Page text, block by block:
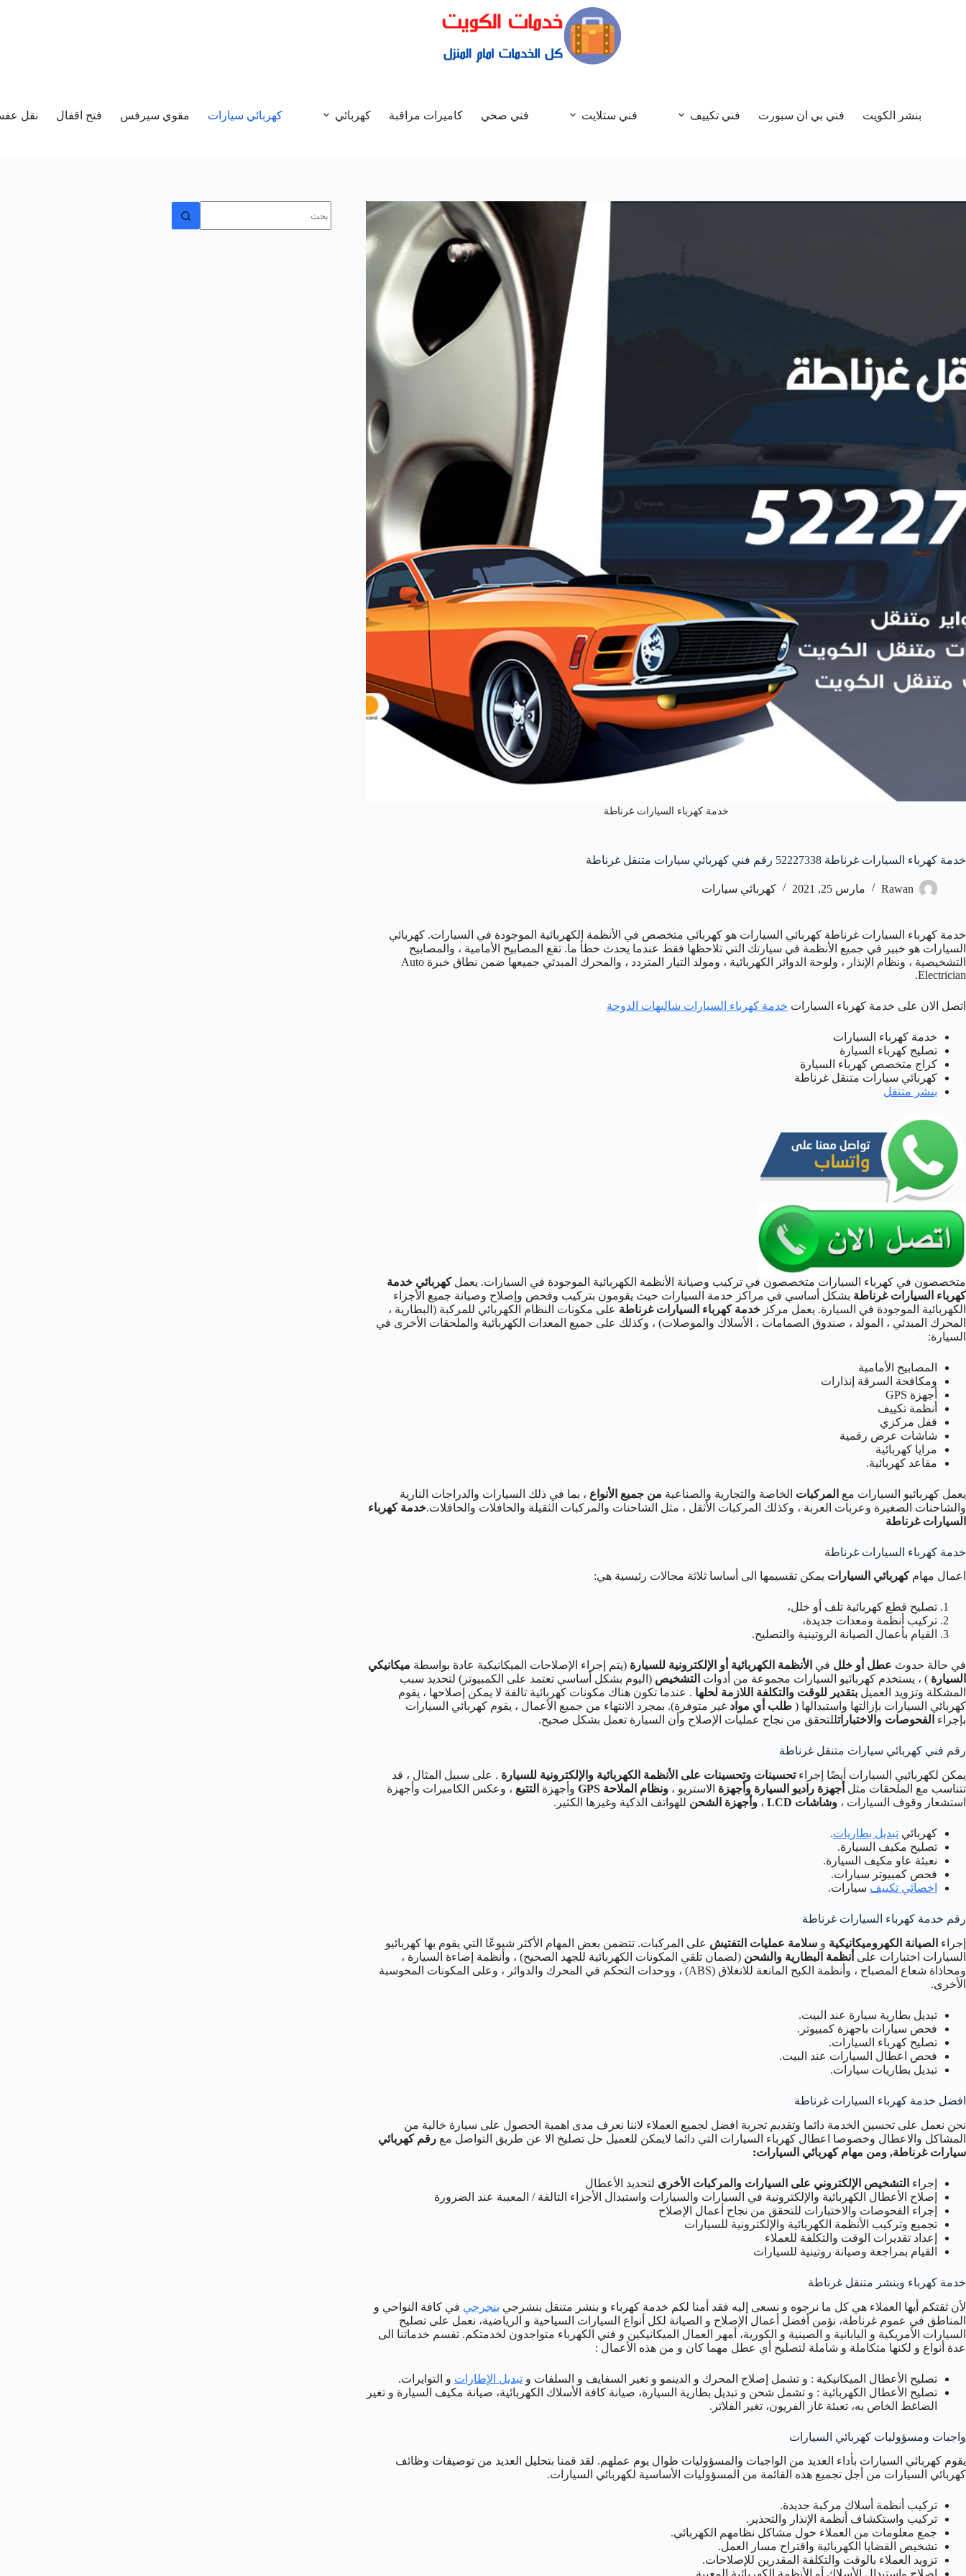
بنشر الكويت فني بي ان سبورت فني تكييف فني ستلايت فني صحي كاميرات مراقبة كهربائي كهربائي سيارات مقوي سيرفس فتح اقفال نقل
خدمة كهرباء السيارات غرناطة
خدمة كهرباء السيارات غرناطة 52227338 رقم فني كهربائي سيارات متنقل غرناطة
Rawan مارس 25, 2021 كهربائي سيارات
خدمة كهرباء السيارات غرناطة كهربائي السيارات هو كهربائي متخصص في الأنظمة الكهربائية الموجودة في السيارات. كهربائي
السيارات هو خبير في جميع الأنظمة في سيارتك التي تلاحظها فقط عندما يحدث خطأ ما. تقع المصابيح الأمامية ، والمصابيح
التشخيصية ، ونظام الإنذار ، ولوحة الدوائر الكهربائية ، ومولد التيار المتردد ، والمحرك المبدئي جميعها ضمن نطاق خبرة Auto
Electrician.
اتصل الان على خدمة كهرباء السيارات خدمة كهرباء السيارات شاليهات الدوحة
خدمة كهرباء السيارات
تصليج كهرباء السيارة
كراج متخصص كهرباء السيارة
كهربائي سيارات متنقل غرناطة
بنشر متنقل
متخصصون في كهرباء السيارات متخصصون في تركيب وصيانة الأنظمة الكهربائية الموجودة في السيارات. يعملكهربائي خدمة
كهرباء السيارات غرناطة بشكل أساسي في مراكز خدمة السيارات حيث يقومون بتركيب وفحص وإصلاح وصيانة جميع الأجزاء
الكهربائية الموجودة في السيارة. يعمل مركز خدمة كهرباء السيارات غرناطة على مكونات النظام الكهربائي للمركبة (البطارية ،
المحرك المبدئي ، المولد ، صندوق الصمامات ، الأسلاك والموصلات) ، وكذلك على جميع المعدات الكهربائية والملحقات الأخرى في
السيارة:
المصابيح الأمامية
ومكافحة السرقة إنذارات
أجهزة GPS
أنظمة تكييف
قفل مركزي
شاشات عرض رقمية
مرايا كهربائية
مقاعد كهربائية.
يعمل كهربائيو السيارات مع المركبات الخاصة والتجارية والصناعية من جميع الأنواع ، بما في ذلك السيارات والدراجات النارية
والشاحنات الصغيرة وعربات العربة ، وكذلك المركبات الأثقل ، مثل الشاحنات والمركبات الثقيلة والحافلات والحافلات.خدمة كهرباء
السيارات غرناطة
خدمة كهرباء السيارات غرناطة
اعمال مهامكهربائي السيارات يمكن تقسيمها الى أساسا ثلاثة مجالات رئيسية هي:
تصليح قطع كهربائية تلف أو خلل،
تركيب أنظمة ومعدات جديدة،
القيام بأعمال الصيانة الروتينية والتصليح.
في حالة حدوث عطل أو خلل في الأنظمة الكهربائية أو الإلكترونية للسيارة (يتم إجراء الإصلاحات الميكانيكية عادة بواسطة ميكانيكي
السيارة ) ، يستخدم كهربائيو السيارات مجموعة من أدوات التشخيص (اليوم بشكل أساسي تعتمد على الكمبيوتر) لتحديد سبب
المشكلة وتزويد العميل بتقدير للوقت والتكلفة اللازمة لحلها . عندما تكون هناك مكونات كهربائية تالفة لا يمكن إصلاحها ، يقوم
كهربائي السيارات بإزالتها واستبدالها ( طلب أي مواد غير متوفرة). بمجرد الانتهاء من جميع الأعمال ، يقوم كهربائي السيارات
بإجراء الفحوصات والاختباراتللتحقق من نجاح عمليات الإصلاح وأن السيارة تعمل بشكل صحيح.
رقم فني كهربائي سيارات متنقل غرناطة
يمكن لكهربائيي السيارات أيضًا إجراءتحسينات وتحسينات على الأنظمة الكهربائية والإلكترونية للسيارة . على سبيل المثال ، قد
تتناسب مع الملحقات مثل أجهزة راديو السيارة وأجهزة الاستريو ، ونظام الملاحة GPS وأجهزة التتبع ، وعكس الكاميرات وأجهزة
استشعار وقوف السيارات ، وشاشات LCD ، وأجهزة الشحن للهواتف الذكية وغيرها الكثير.
كهربائي تبديل بطاريات.
تصليح مكيف السيارة.
نعبئة عاو مكيف السيارة.
فحص كمبيوتر سيارات.
اخصائي تكييف سيارات.
رقم خدمة كهرباء السيارات غرناطة
إجراء الصيانة الكهروميكانيكية و سلامة عمليات التفتيش على المركبات. تتضمن بعض المهام الأكثر شيوعًا التي يقوم بها كهربائيو
السيارات اختبارات على أنظمة البطارية والشحن (لضمان تلقي المكونات الكهربائية للجهد الصحيح) ، وأنظمة إضاءة السيارة ،
ومحاذاة شعاع المصباح ، وأنظمة الكبح المانعة للانغلاق (ABS) ، ووحدات التحكم في المحرك والدوائر ، وعلى المكونات المحوسبة
الأخرى.
تبديل بطارية سيارة عند البيت.
فحص سيارات باجهزة كمبيوتر.
تصليح كهرباء السيارات.
فحص اعطال السيارات عند البيت.
تبديل بطاريات سيارات.
افضل خدمة كهرباء السيارات غرناطة
نحن نعمل على تحسين الخدمة دائما وتقديم تجربة افضل لجميع العملاء لاننا نعرف مدى اهمية الحصول على سيارة خالية من
المشاكل والاعطال وخصوصا اعطال كهرباء السيارات التي دائما لايمكن للعميل حل تصليخ الا عن طريق التواصل مع رقم كهربائي
سيارات غرناطة, ومن مهام كهربائي السيارات:
إجراء التشخيص الإلكتروني على السيارات والمركبات الأخرى لتحديد الأعطال
إصلاح الأعطال الكهربائية والإلكترونية في السيارات والسيارات واستبدال الأجزاء التالفة / المعيبة عند الضرورة
إجراء الفحوصات والاختبارات للتحقق من نجاح أعمال الإصلاح
تجميع وتركيب الأنظمة الكهربائية والإلكترونية للسيارات
إعداد تقديرات الوقت والتكلفة للعملاء
القيام بمراجعة وصيانة روتينية للسيارات
خدمة كهرباء وبنشر متنقل غرناطة
لأن ثقتكم أيها العملاء هي كل ما نرجوه و نسعى إليه فقد أمنا لكم خدمة كهرباء و بنشر متنقل بنشرجي بنجرجي في كافة النواحي و
المناطق في عموم غرناطة، نؤمن أفضل أعمال الإصلاح و الصيانة لكل أنواع السيارات السياحية و الرياضية، نعمل على تصليح
السيارات الأمريكية و اليابانية و الصينية و الكورية، أمهر العمال الميكانيكين و فني الكهرباء متواجدون لخدمتكم. تقسم خدماتنا الى
عدة أنواع و لكنها متكاملة و شاملة لتصليح أي عطل مهما كان و من هذه الأعمال :
تصليح الأعطال الميكانيكية : و تشمل إصلاح المحرك و الدينمو و تغير السفايف و السلفات و تبديل الإطارات و التوايرات.
تصليح الأعطال الكهربائية : و تشمل شحن و تبديل بطارية السيارة، صيانة كافة الأسلاك الكهربائية، صيانة مكيف السيارة و تغير
الضاغط الخاص به، تعبئة غاز الفريون، تغير الفلاتر.
واجبات ومسؤوليات كهربائي السيارات
يقوم كهربائي السيارات بأداء العديد من الواجبات والمسؤوليات طوال يوم عملهم. لقد قمنا بتحليل العديد من توصيفات وظائف
كهربائي السيارات من أجل تجميع هذه القائمة من المسؤوليات الأساسية لكهربائي السيارات.
تركيب أنظمة أسلاك مركبة جديدة.
تركيب واستكشاف أنظمة الإنذار والتحذير.
جمع معلومات من العملاء حول مشاكل نظامهم الكهربائي.
تشخيص القضايا الكهربائية واقتراح مسار العمل.
تزويد العملاء بالوقت والتكلفة المقدرين للإصلاحات.